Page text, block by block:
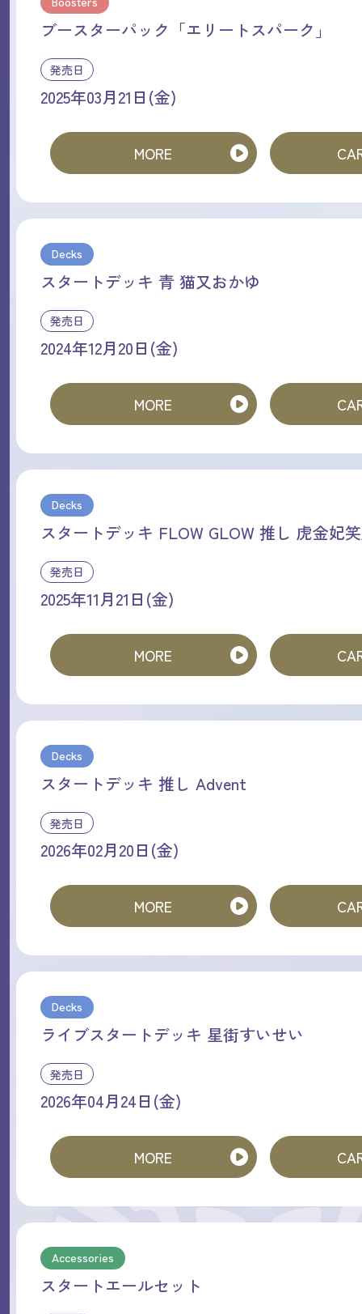
ブースターパック「エリートスパーク」
発売日
2025年03月21日(金)
MORE
Decks
スタートデッキ 青 猫又おかゆ
発売日
2024年12月20日(金)
MORE
Decks
スタートデッキ FLOW GLOW 推し 虎金妃
発売日
2025年11月21日(金)
MORE
Decks
スタートデッキ 推し Advent
発売日
2026年02月20日(金)
MORE
Decks
ライブスタートデッキ 星街すいせい
発売日
2026年04月24日(金)
MORE
Accessories
スタートエールセット